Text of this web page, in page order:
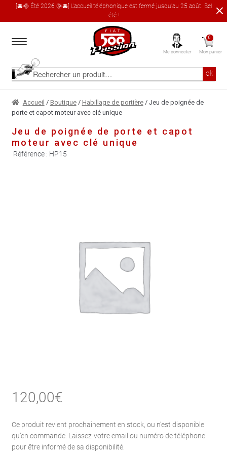
[🚘🌞 Été 2026 🌞🚘] L'accueil téléphonique est fermé jusqu'au 25 août. Bel
été !
à
navigation
au
contenu
Rechercher
produit
ok
Accueil
Le catalogue produit
À propos
Garages partenaires
Me connecter
0
Mon panier
Accueil / Boutique/ Habillage de portière/ Jeu de poignée de
porte et capot moteur avec clé unique
Jeu de poignée de porte et capot
moteur avec clé unique
Référence : HP15
120,00€
Ce produit revient prochainement en stock, ou n’est disponible
qu’en commande. Laissez-votre email ou numéro de téléphone
pour être informé de sa disponibilité.